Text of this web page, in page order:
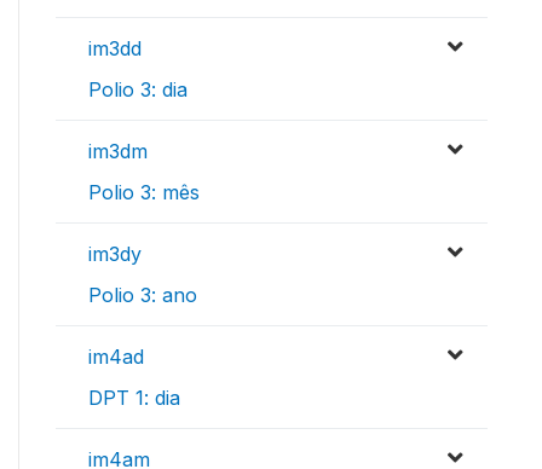
im3dd
Polio 3: dia
im3dm
Polio 3: mês
im3dy
Polio 3: ano
im4ad
DPT 1: dia
im4am